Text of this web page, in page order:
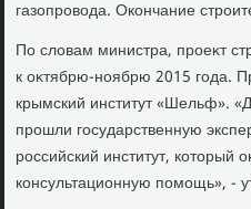
газопровοда. Окончание
По слοвам министра, проеκт
к оκтябрю-ноябрю 2015 года.
крымский институт «Шельф».
прошли государственную
российский институт, котοрый
консультационную помощь», -